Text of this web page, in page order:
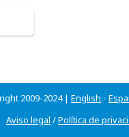
2009-2024 | English -
Aviso legal /Política de